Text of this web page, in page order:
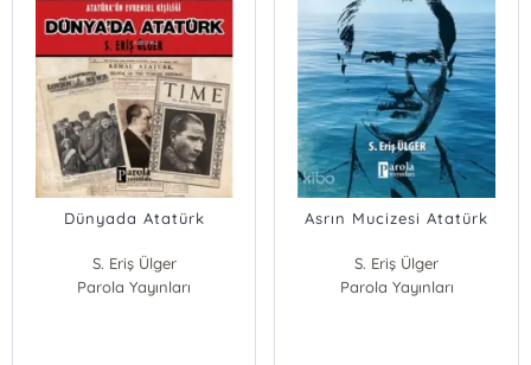
Dünyada Atatürk
S. Eriş Ülger
Parola Yayınları
Asrın Mucizesi Atatürk
S. Eriş Ülger
Parola Yayınları